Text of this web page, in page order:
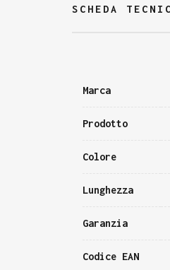
SCHEDA
Marca
Prodotto
Colore
Lunghezza
Garanzia
Codice EAN